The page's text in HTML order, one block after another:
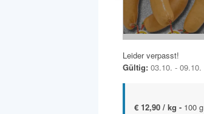
Leider verpasst!
Gültig: 03.10. - 09.10.
€ 12,90 / kg - 100 g